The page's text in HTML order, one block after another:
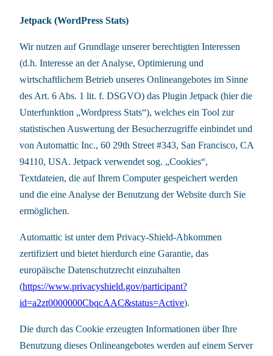
Jetpack (WordPress Stats)
Wir nutzen auf Grundlage unserer berechtigten Interessen
(d.h. Interesse an der Analyse, Optimierung und
wirtschaftlichem Betrieb unseres Onlineangebotes im Sinne
des Art. 6 Abs. 1 lit. f. DSGVO) das Plugin Jetpack (hier die
Unterfunktion „Wordpress Stats“), welches ein Tool zur
statistischen Auswertung der Besucherzugriffe einbindet und
von Automattic Inc., 60 29th Street #343, San Francisco, CA
94110, USA. Jetpack verwendet sog. „Cookies“,
Textdateien, die auf Ihrem Computer gespeichert werden
und die eine Analyse der Benutzung der Website durch Sie
ermöglichen.
Automattic ist unter dem Privacy-Shield-Abkommen
zertifiziert und bietet hierdurch eine Garantie, das
europäische Datenschutzrecht einzuhalten
(https://www.privacyshield.gov/participant?
id=a2zt0000000CbqcAAC&status=Active).
Die durch das Cookie erzeugten Informationen über Ihre
Benutzung dieses Onlineangebotes werden auf einem Server